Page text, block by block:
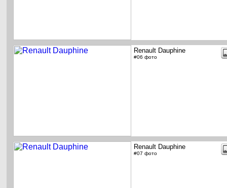
Renault Dauphine
#06 фото
Renault Dauphine
#07 фото